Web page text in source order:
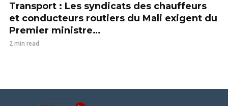
Transport : Les syndicats des chauffeurs
et conducteurs routiers du Mali exigent du
Premier ministre…
2 min read